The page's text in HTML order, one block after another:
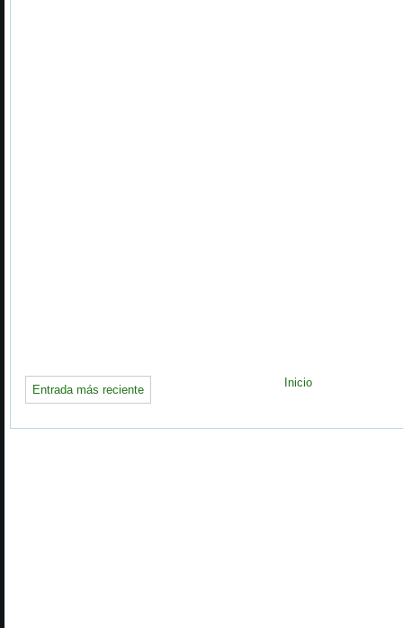
Entrada más reciente
Inicio